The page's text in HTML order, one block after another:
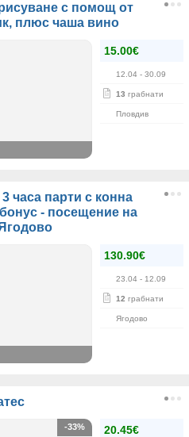
с помощ от
плюс чаша вино
15.00€
12.04 - 30.09
13 грабнати
Пловдив
часа парти с конна
- посещение на
130.90€
23.04 - 12.09
12 грабнати
Ягодово
20.45€
-33%